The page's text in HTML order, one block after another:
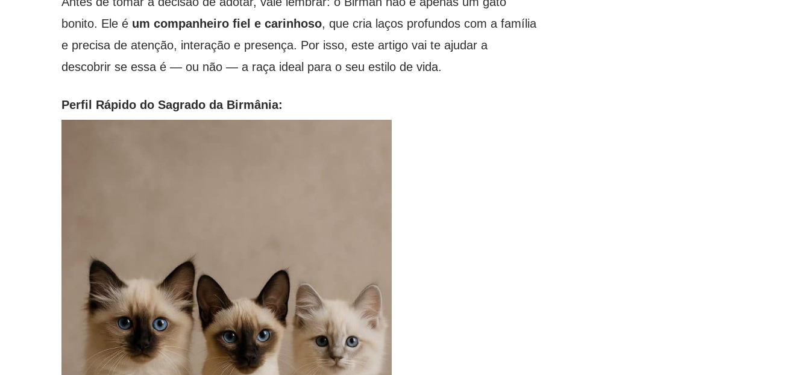
bonito. Ele é um companheiro fiel e carinhoso, que cria laços profundos com a família
e precisa de atenção, interação e presença. Por isso, este artigo vai te ajudar a
descobrir se essa é — ou não — a raça ideal para o seu estilo de vida.
Perfil Rápido do Sagrado da Birmânia: